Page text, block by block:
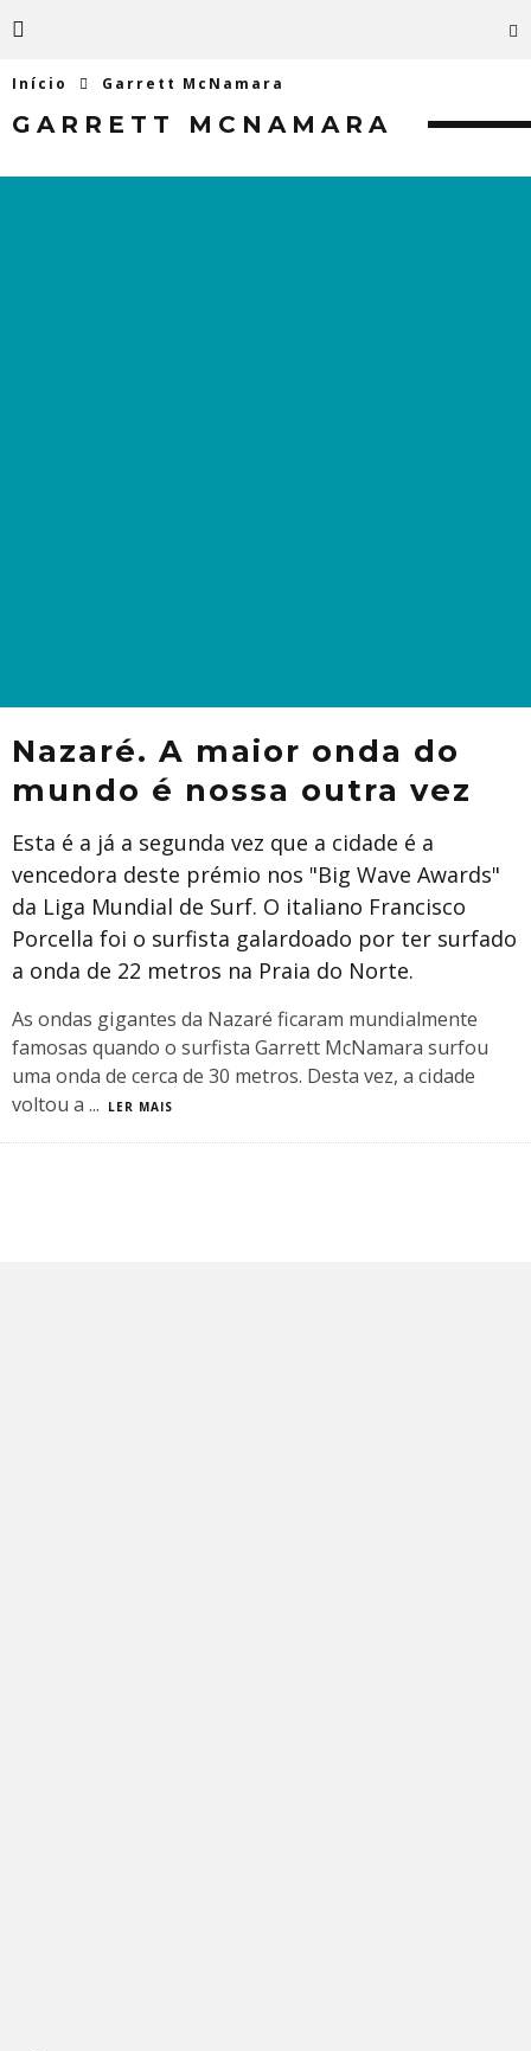
Início Garrett McNamara
GARRETT MCNAMARA
Nazaré. A maior onda do
mundo é nossa outra vez
Esta é a já a segunda vez que a cidade é a
vencedora deste prémio nos "Big Wave Awards"
da Liga Mundial de Surf. O italiano Francisco
Porcella foi o surfista galardoado por ter surfado
a onda de 22 metros na Praia do Norte.
As ondas gigantes da Nazaré ficaram mundialmente
famosas quando o surfista Garrett McNamara surfou
uma onda de cerca de 30 metros. Desta vez, a cidade
voltou a ... LER MAIS